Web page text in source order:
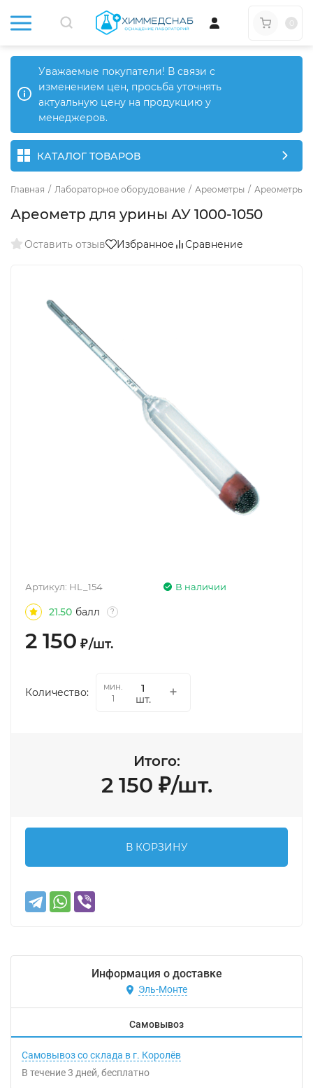
Уважаемые покупатели! В связи с
изменением цен, просьба уточнять
актуальную цену на продукцию у
менеджеров.
КАТАЛОГ ТОВАРОВ
Главная / Лабораторное оборудование / Ареометры / Ареометры
Ареометр для урины АУ 1000-1050
Оставить отзыв Избранное Сравнение
В наличии
Артикул: HL_154
21.50 балл ?
2 150 ₽/шт.
Количество:
мин.
1
шт.
Итого:
2 150 ₽/шт.
В КОРЗИНУ
Информация о доставке
Эль-Монте
Самовывоз
Самовывоз со склада в г. Королёв
В течение3 дней Бесплатно